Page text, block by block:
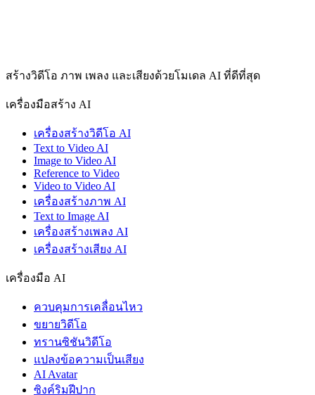
สร้างวิดีโอ ภาพ เพลง และเสียงด้วยโมเดล AI ที่ดีที่สุด
เครื่องมือสร้าง AI
เครื่องสร้างวิดีโอ AI
Text to Video AI
Image to Video AI
Reference to Video
Video to Video AI
เครื่องสร้างภาพ AI
Text to Image AI
เครื่องสร้างเพลง AI
เครื่องสร้างเสียง AI
เครื่องมือ AI
ควบคุมการเคลื่อนไหว
ขยายวิดีโอ
ทรานซิชันวิดีโอ
แปลงข้อความเป็นเสียง
AI Avatar
ซิงค์ริมฝีปาก